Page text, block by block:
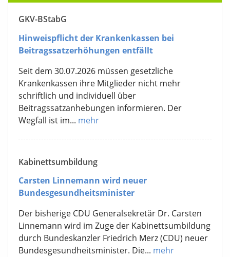
GKV-BStabG
Hinweispflicht der Krankenkassen bei
Beitragssatzerhöhungen entfällt
Seit dem 30.07.2026 müssen gesetzliche
Krankenkassen ihre Mitglieder nicht mehr
schriftlich und individuell über
Beitragssatzanhebungen informieren. Der
Wegfall ist im... mehr
Kabinettsumbildung
Carsten Linnemann wird neuer
Bundesgesundheitsminister
Der bisherige CDU Generalsekretär Dr. Carsten
Linnemann wird im Zuge der Kabinettsumbildung
durch Bundeskanzler Friedrich Merz (CDU) neuer
Bundesgesundheitsminister. Die... mehr